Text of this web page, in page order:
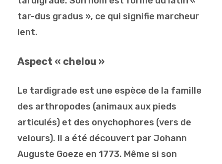
tar-dus gradus », ce qui signifie marcheur
lent.
Aspect « chelou »
Le tardigrade est une espèce de la famille
des arthropodes (animaux aux pieds
articulés) et des onychophores (vers de
velours). Il a été découvert par Johann
Auguste Goeze en 1773. Même si son